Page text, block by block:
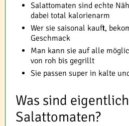
Salattomaten sind echte
dabei total kalorienarm
Wer sie saisonal kauft,
Geschmack
Man kann sie auf alle
von roh bis gegrillt
Sie passen super in kalte
Was sind eigentlich
Salattomaten?